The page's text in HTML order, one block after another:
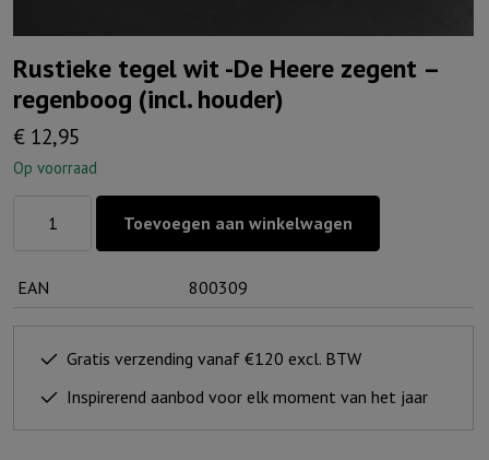
Rustieke tegel wit -De Heere zegent –
regenboog (incl. houder)
€ 12,95
Op voorraad
De
Heere
Toevoegen aan winkelwagen
EAN 800309
Gratis verzending vanaf €120 excl. BTW
Inspirerend aanbod voor elk moment van het jaar